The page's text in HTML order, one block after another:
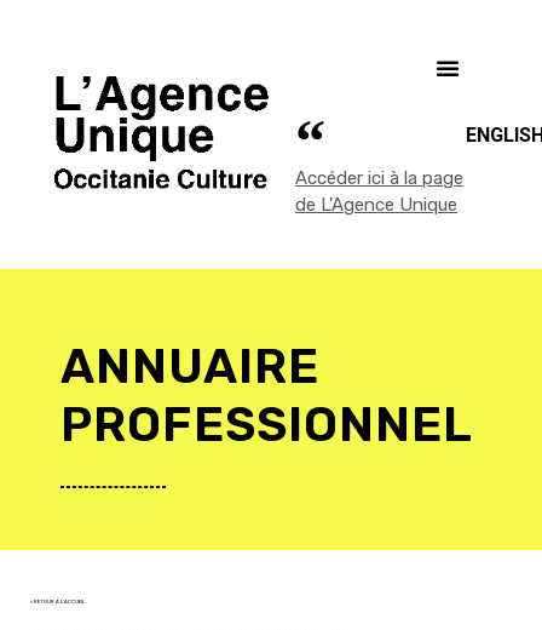
Accéder ici à la page
de L'Agence Unique
ANNUAIRE
PROFESSIONNEL
< RETOUR À L'ACCUEIL